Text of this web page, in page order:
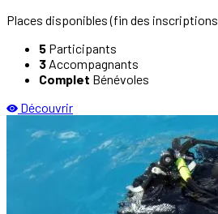
Places disponibles(fin des
5 Participants
3 Accompagnants
Complet Bénévoles
Découvrir